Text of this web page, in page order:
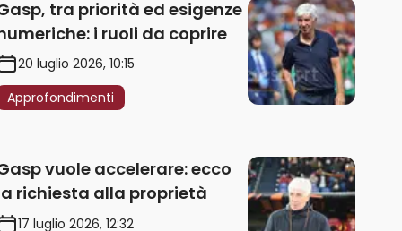
tra priorità ed esigenze
i ruoli da coprire
20 luglio 2026, 10:15
Approfondimenti
vuole accelerare: ecco
richiesta alla proprietà
17 luglio 2026, 12:32